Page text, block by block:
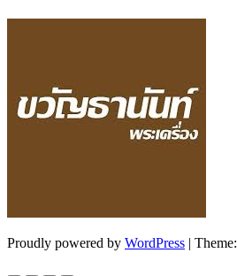
Proudly powered by WordPress | Theme: